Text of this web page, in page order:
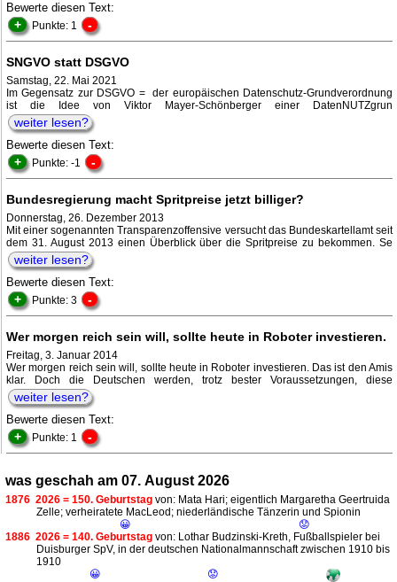
Bewerte diesen Text:
+ Punkte: 1 -
SNGVO statt DSGVO
Samstag, 22. Mai 2021
Im Gegensatz zur DSGVO = der europäischen Datenschutz-Grundverordnung
ist die Idee von Viktor Mayer-Schönberger einer DatenNUTZgrun
weiter lesen?
Bewerte diesen Text:
+ Punkte: -1 -
Bundesregierung macht Spritpreise jetzt billiger?
Donnerstag, 26. Dezember 2013
Mit einer sogenannten Transparenzoffensive versucht das Bundeskartellamt seit
dem 31. August 2013 einen Überblick über die Spritpreise zu bekommen. Se
weiter lesen?
Bewerte diesen Text:
+ Punkte: 3 -
Wer morgen reich sein will, sollte heute in Roboter investieren.
Freitag, 3. Januar 2014
Wer morgen reich sein will, sollte heute in Roboter investieren. Das ist den Amis
klar. Doch die Deutschen werden, trotz bester Voraussetzungen, diese
weiter lesen?
Bewerte diesen Text:
+ Punkte: 1 -
was geschah am 07. August 2026
1876 2026 = 150. Geburtstag von: Mata Hari; eigentlich Margaretha Geertruida
Zelle; verheiratete MacLeod; niederländische Tänzerin und Spionin
😀
😟
1886 2026 = 140. Geburtstag von: Lothar Budzinski-Kreth, Fußballspieler bei
Duisburger SpV, in der deutschen Nationalmannschaft zwischen 1910 bis
1910
😀
😟